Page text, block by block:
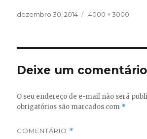
Publicado
dezembro 30, 2014
Tamanho
4000 × 3000
Deixe um comentário
O seu endereço de e-mail não será
obrigatórios são marcados com *
COMENTÁRIO *